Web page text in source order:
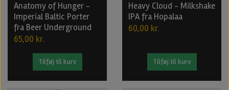
Anatomy of Hunger -
Imperial Baltic Porter
fra Beer Underground
65,00 kr.
Tilføj til kurv
Heavy Cloud - Milkshake
IPA fra Hopalaa
60,00 kr.
Tilføj til kurv